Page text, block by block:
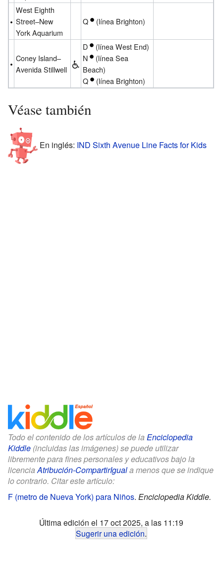
West Eighth
Street–New
York Aquarium
Q (línea Brighton)
Coney Island–
Avenida Stillwell
D (línea West End)
N (línea Sea
Beach)
Q (línea Brighton)
Véase también
En inglés: IND Sixth Avenue Line Facts for Kids
Todo el contenido de los artículos de la Enciclopedia
Kiddle (incluidas las imágenes) se puede utilizar
libremente para fines personales y educativos bajo la
licenciaAtribución-CompartirIguala menos que se indique
lo contrario. Citar este artículo:
F (metro de Nueva York) para Niños. Enciclopedia Kiddle.
Última edición el 17 oct 2025, a las 11:19
Sugerir una edición.